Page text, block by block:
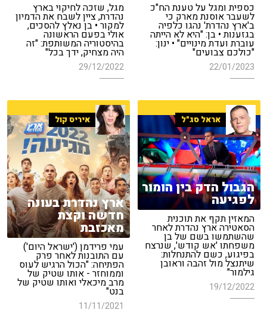
כספית ומגל על טענת הח"כ
לשעבר אוסנת מארק כי
ב'ארץ נהדרת' נהגו כלפיה
בגזענות • בן: "היא לא הייתה
עוברת ועדת מינויים" • ינון:
"כולכם צבועים"
22/01/2023
מגל, שזכה לחיקוי בארץ
נהדרת, ציין לשבח את הדמיון
למקור • בן נאלץ להסכים,
אולי בפעם הראשונה
בהיסטוריה המשותפת: "זה
היה מצחיק, ידך בכל"
29/12/2022
אראל סג"ל
הגבול הדק בין הומור
לפגיעה
המאזין תקף את תוכנית
הסאטירה ארץ נהדרת לאחר
שהשתמשו בשם של בן
משפחתו 'אש קודש', שנרצח
בפיגוע, כשם להתנחלות:
שיתנצל מול זהבה וראובן
גילמור"
19/12/2022
איריס קול
ארץ נהדרת בעונה
חדשה וקצת
מאכזבת
עמי פרידמן ('ישראל היום')
עם התובנות לאחר פרק
הפתיחה: "הכול הרגיש לעוס
וממוחזר - אותו שטיק של
מרב מיכאלי ואותו שטיק של
בנט"
11/11/2021